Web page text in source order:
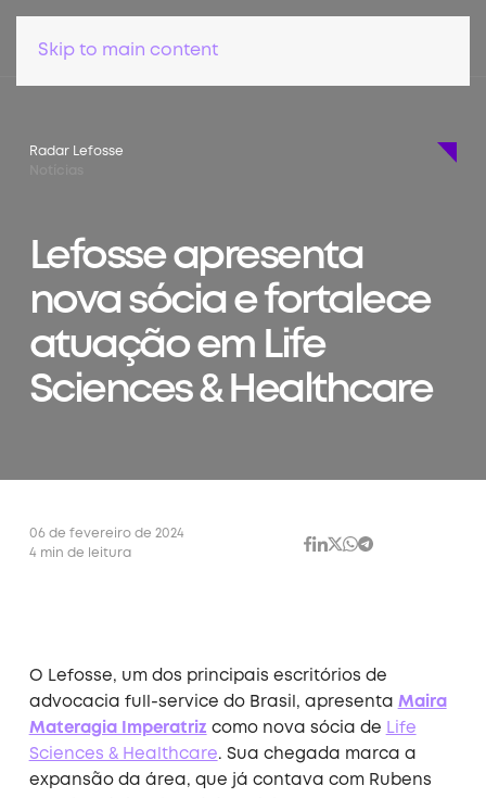
Skip to main content
Radar Lefosse
Lefosse apresenta
nova sócia e fortalece
atuação em Life
Sciences & Healthcare
06 de fevereiro de 2024
4 min de leitura
O Lefosse, um dos principais escritórios de
advocacia full-service do Brasil, apresenta Maira
Materagia Imperatriz como nova sócia de Life
Sciences & Healthcare. Sua chegada marca a
expansão da área, que já contava com Rubens